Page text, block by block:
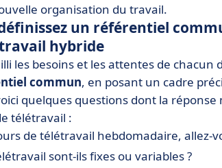
organisation du travail.
définissez un référentiel
hybride
les besoins et les attentes de
commun, en posant un cadre
quelques questions dont la
télétravail :
de télétravail hebdomadaire, allez-
sont-ils fixes ou variables ?